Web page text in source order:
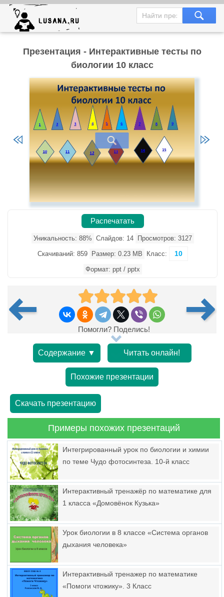
Презентация - Интерактивные тесты по
биологии 10 класс
Распечатать
Уникальность: 88% Слайдов: 14 Просмотров: 3127
Скачиваний: 859 Размер: 0.23 MB Класс: 10
Формат: ppt / pptx
Помогли? Поделись!
Содержание ▼ Читать онлайн!
Похожие презентации
Скачать презентацию
Примеры похожих презентаций
Интегрированный урок по биологии и химии
по теме Чудо фотосинтеза. 10-й класс
Интерактивный тренажёр по математике для
1 класса «Домовёнок Кузька»
Урок биологии в 8 классе «Система органов
дыхания человека»
Интерактивный тренажер по математике
«Помоги чтожику». 3 Класс